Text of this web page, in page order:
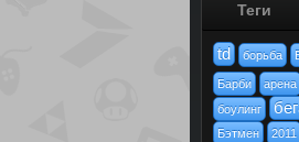
Теги
td борьба
Барби арена
боулинг
Бэтмен
2011